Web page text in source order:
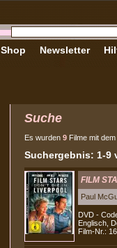
Shop Newsletter
Suche
Es wurden 9 Filme mit
Suchergebnis: 1-9
FILM
Paul
DVD -
Englisch,
Film-Nr.: